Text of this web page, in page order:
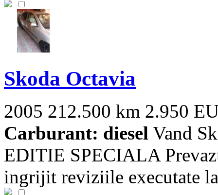
Skoda Octavia
2005 212.500 km 2.950
Carburant: diesel Vand
EDITIE SPECIALA
ingrijit reviziile executate